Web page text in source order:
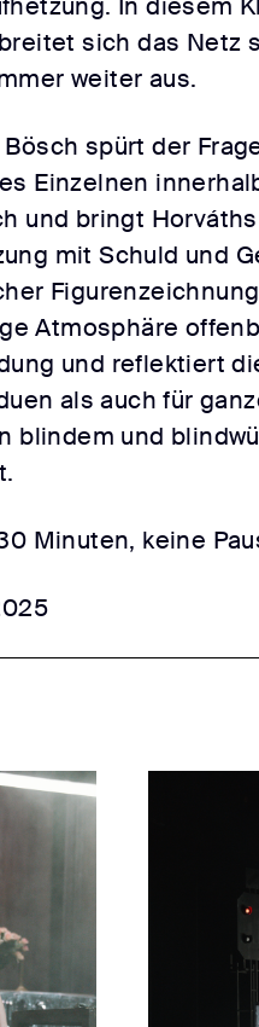
In diesem
sich das Netz
weiter aus.
spürt der
Einzelnen
und bringt Horváths
mit Schuld und
Atmosphäre
und reflektiert
als auch für
blindem und
Minuten, keine